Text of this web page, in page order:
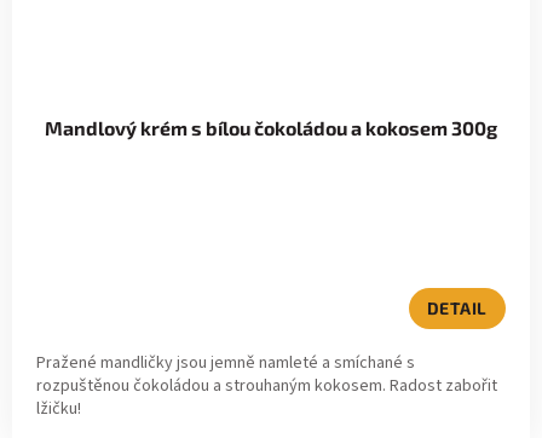
Mandlový krém s bílou čokoládou a kokosem 300g
DETAIL
Pražené mandličky jsou jemně namleté a smíchané s
rozpuštěnou čokoládou a strouhaným kokosem. Radost zabořit
lžičku!